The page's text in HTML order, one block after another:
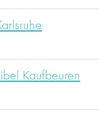
Kaufbeuren